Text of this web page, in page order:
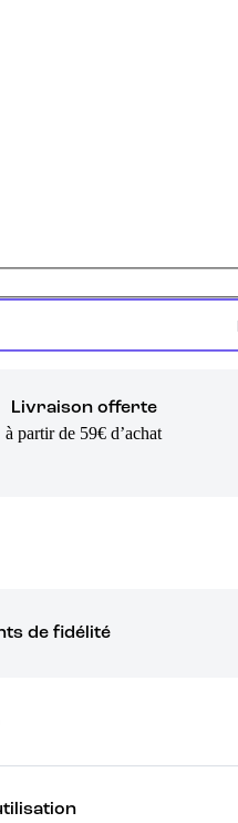
Livraison offerte
à partir de 59€ d’achat
de fidélité